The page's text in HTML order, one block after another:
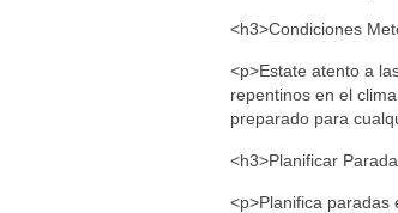
<h3>Condiciones
<p>Estate atento a
repentinos en el
preparado para
<h3>Planificar
<p>Planifica paradas